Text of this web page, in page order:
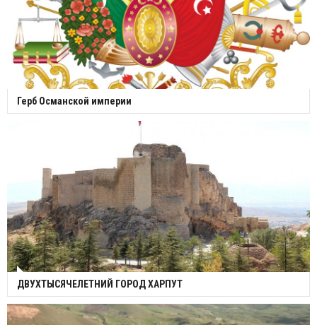
Герб Османской империи
ДВУХТЫСЯЧЕЛЕТНИЙ ГОРОД ХАРПУТ